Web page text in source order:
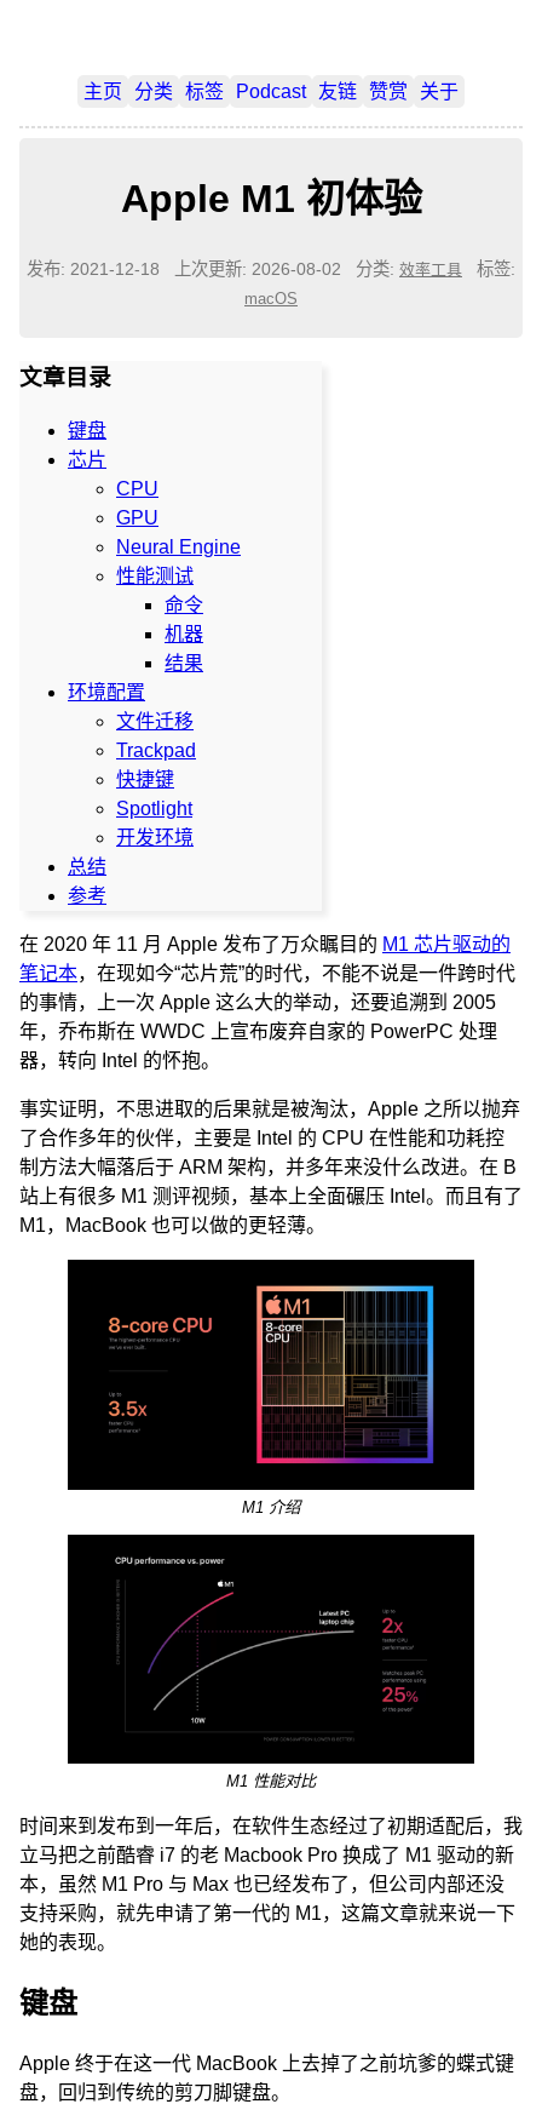
主页 分类 标签 Podcast 友链 赞赏 关于
Apple M1 初体验
发布: 2021-12-18 上次更新: 2026-08-02 分类: 效率工具 标签:
macOS
文章目录
键盘
芯片
CPU
GPU
Neural Engine
性能测试
命令
机器
结果
环境配置
文件迁移
Trackpad
快捷键
Spotlight
开发环境
总结
参考
在 2020 年 11 月 Apple 发布了万众瞩目的 M1 芯片驱动的
笔记本，在现如今“芯片荒”的时代，不能不说是一件跨时代
的事情，上一次 Apple 这么大的举动，还要追溯到 2005
年，乔布斯在 WWDC 上宣布废弃自家的 PowerPC 处理
器，转向 Intel 的怀抱。
事实证明，不思进取的后果就是被淘汰，Apple 之所以抛弃
了合作多年的伙伴，主要是 Intel 的 CPU 在性能和功耗控
制方法大幅落后于 ARM 架构，并多年来没什么改进。在 B
站上有很多 M1 测评视频，基本上全面碾压 Intel。而且有了
M1，MacBook 也可以做的更轻薄。
M1 介绍
M1 性能对比
时间来到发布到一年后，在软件生态经过了初期适配后，我
立马把之前酷睿 i7 的老 Macbook Pro 换成了 M1 驱动的新
本，虽然 M1 Pro 与 Max 也已经发布了，但公司内部还没
支持采购，就先申请了第一代的 M1，这篇文章就来说一下
她的表现。
键盘
Apple 终于在这一代 MacBook 上去掉了之前坑爹的蝶式键
盘，回归到传统的剪刀脚键盘。